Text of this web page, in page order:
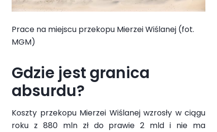
Prace na miejscu przekopu Mierzei Wiślanej (fot.
MGM)
Gdzie jest granica
absurdu?
Koszty przekopu Mierzei Wiślanej wzrosły w ciągu
roku z 880 mln zł do prawie 2 mld i nie ma